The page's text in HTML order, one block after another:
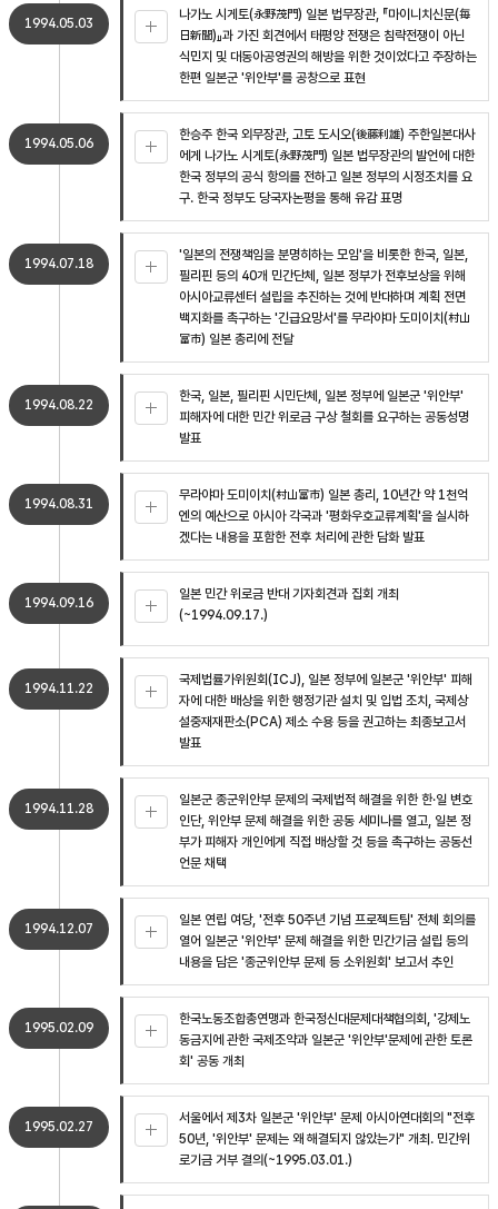
1994.05.03
나가노 시게토(永野茂門) 일본 법무장관, 『마이니치신문(毎
日新聞)』과 가진 회견에서 태평양 전쟁은 침략전쟁이 아닌
식민지 및 대동아공영권의 해방을 위한 것이었다고 주장하는
한편 일본군 '위안부'를 공창으로 표현
1994.05.06
한승주 한국 외무장관, 고토 도시오(後藤利雄) 주한일본대사
에게 나가노 시게토(永野茂門) 일본 법무장관의 발언에 대한
한국 정부의 공식 항의를 전하고 일본 정부의 시정조치를 요
구. 한국 정부도 당국자논평을 통해 유감 표명
1994.07.18
'일본의 전쟁책임을 분명히하는 모임'을 비롯한 한국, 일본,
필리핀 등의 40개 민간단체, 일본 정부가 전후보상을 위해
아시아교류센터 설립을 추진하는 것에 반대하며 계획 전면
백지화를 촉구하는 '긴급요망서'를 무라야마 도미이치(村山
富市) 일본 총리에 전달
1994.08.22
한국, 일본, 필리핀 시민단체, 일본 정부에 일본군 '위안부'
피해자에 대한 민간 위로금 구상 철회를 요구하는 공동성명
발표
1994.08.31
무라야마 도미이치(村山富市) 일본 총리, 10년간 약 1천억
엔의 예산으로 아시아 각국과 '평화우호교류계획'을 실시하
겠다는 내용을 포함한 전후 처리에 관한 담화 발표
1994.09.16
일본 민간 위로금 반대 기자회견과 집회 개최
(~1994.09.17.)
1994.11.22
국제법률가위원회(ICJ), 일본 정부에 일본군 '위안부' 피해
자에 대한 배상을 위한 행정기관 설치 및 입법 조치, 국제상
설중재재판소(PCA) 제소 수용 등을 권고하는 최종보고서
발표
1994.11.28
일본군 종군위안부 문제의 국제법적 해결을 위한 한·일 변호
인단, 위안부 문제 해결을 위한 공동 세미나를 열고, 일본 정
부가 피해자 개인에게 직접 배상할 것 등을 촉구하는 공동선
언문 채택
1994.12.07
일본 연립 여당, '전후 50주년 기념 프로젝트팀' 전체 회의를
열어 일본군 '위안부' 문제 해결을 위한 민간기금 설립 등의
내용을 담은 '종군위안부 문제 등 소위원회' 보고서 추인
1995.02.09
한국노동조합총연맹과 한국정신대문제대책협의회, '강제노
동금지에 관한 국제조약과 일본군 '위안부'문제에 관한 토론
회' 공동 개최
1995.02.27
서울에서 제3차 일본군 '위안부' 문제 아시아연대회의 "전후
50년, '위안부' 문제는 왜 해결되지 않았는가" 개최. 민간위
로기금 거부 결의(~1995.03.01.)